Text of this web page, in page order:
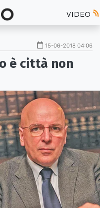
VIDEO
15-06-2018 04:06
è città non